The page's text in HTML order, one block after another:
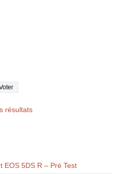
résultats
EOS 5DS R – Pré Test